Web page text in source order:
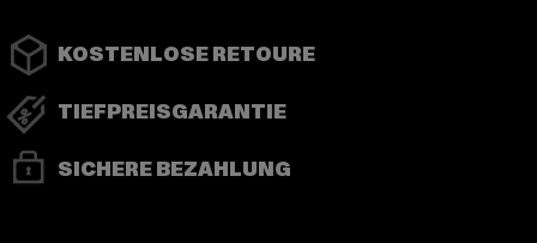
KOSTENLOSE RETOURE
TIEFPREISGARANTIE
SICHERE BEZAHLUNG